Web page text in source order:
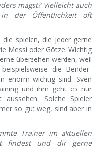
magst? Vielleicht auch
in der Öffentlichkeit oft
spielen, die jeder gerne
Messi oder Götze. Wichtig
übersehen werden, weil
die Bender-
enorm wichtig sind. Sven
und ihm geht es nur
Solche Spieler
so gut weg, sind aber in
Trainer im aktuellen
findest und dir gerne